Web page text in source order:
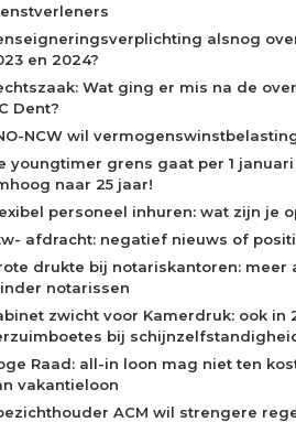
alsnog
en 2024?
Wat ging er mis na de
Dent?
NCW wil
youngtimer grens gaat per 1 januari
naar 25 jaar!
personeel inhuren: wat zijn je
afdracht: negatief nieuws of
drukte bij notariskantoren: meer
notarissen
zwicht voor Kamerdruk: ook in
bij
Raad: all-in loon mag niet ten
vakantieloon
ACM wil strengere